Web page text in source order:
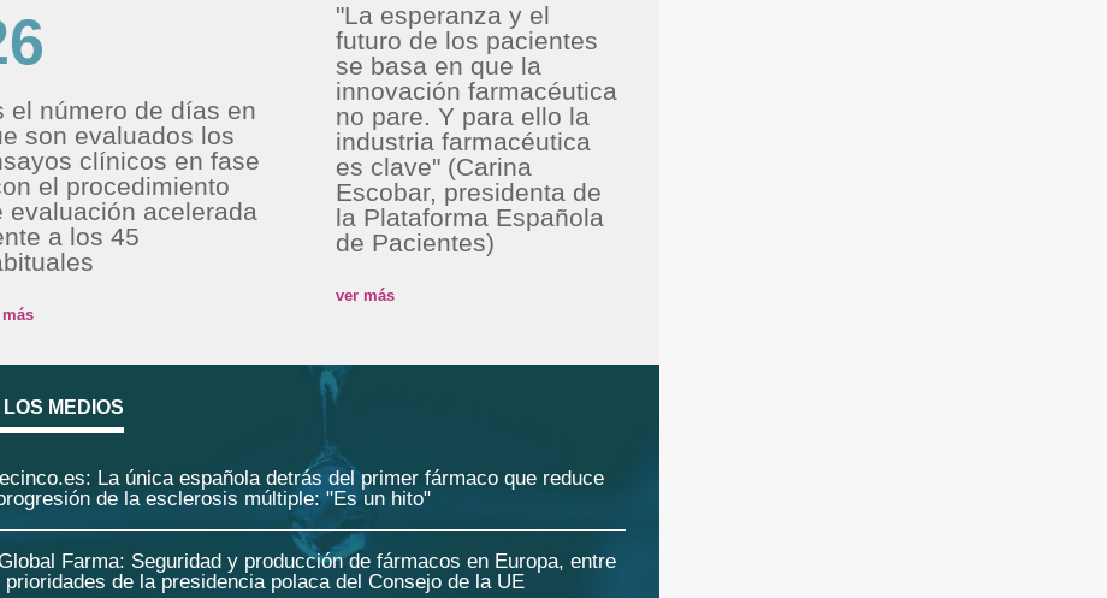
el número de días en
son evaluados los
clínicos en fase
el procedimiento
evaluación acelerada
a los 45
"La esperanza y el
futuro de los pacientes
se basa en que la
innovación farmacéutica
no pare. Y para ello la
industria farmacéutica
es clave" (Carina
Escobar, presidenta de
la Plataforma Española
de Pacientes)
ver más
LOS MEDIOS
La única española detrás del primer fármaco que reduce
de la esclerosis múltiple: "Es un hito"
Farma: Seguridad y producción de fármacos en Europa, entre
prioridades de la presidencia polaca del Consejo de la UE